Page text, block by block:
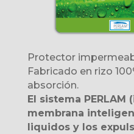
Protector
Fabricado en rizo
absorción.
El sistema
membrana
liquidos y los